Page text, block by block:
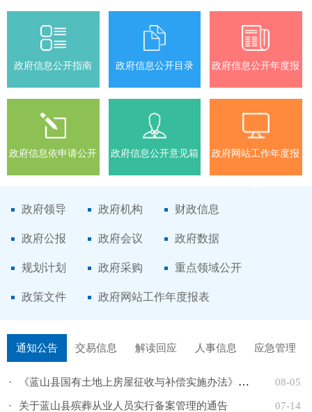
政府信息公开指南 政府信息公开目录 政府信息公开年度报
告
政府信息依申请公开 政府信息公开意见箱 政府网站工作年度报
政府领导 政府机构 财政信息
政府公报 政府会议 政府数据
规划计划 政府采购 重点领域公开
政策文件 政府网站工作年度报表
通知公告 交易信息 解读回应 人事信息 应急管理
· 《蓝山县国有土地上房屋征收与补偿实施办法》（征求意见... 08-05
· 关于蓝山县殡葬从业人员实行备案管理的通告 07-14